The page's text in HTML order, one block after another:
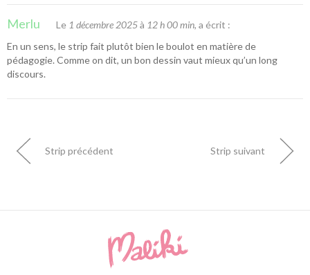
Merlu Le 1 décembre 2025à 12 h 00 min, a écrit :
En un sens, le strip fait plutôt bien le boulot en matière de
pédagogie. Comme on dit, un bon dessin vaut mieux qu’un long
discours.
Strip précédent Strip suivant